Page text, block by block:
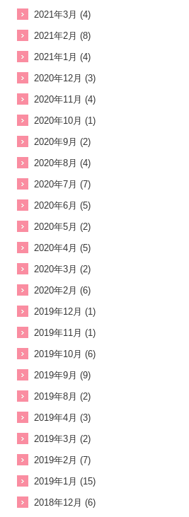
2021年3月 (4)
2021年2月 (8)
2021年1月 (4)
2020年12月 (3)
2020年11月 (4)
2020年10月 (1)
2020年9月 (2)
2020年8月 (4)
2020年7月 (7)
2020年6月 (5)
2020年5月 (2)
2020年4月 (5)
2020年3月 (2)
2020年2月 (6)
2019年12月 (1)
2019年11月 (1)
2019年10月 (6)
2019年9月 (9)
2019年8月 (2)
2019年4月 (3)
2019年3月 (2)
2019年2月 (7)
2019年1月 (15)
2018年12月 (6)